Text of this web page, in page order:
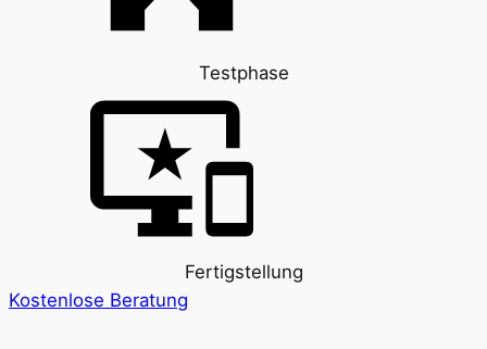
Testphase
Fertigstellung
Kostenlose Beratung